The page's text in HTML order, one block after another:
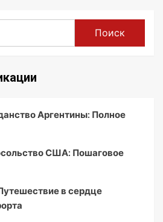
Поиск
Аргентины: Полное
США: Пошаговое
в сердце